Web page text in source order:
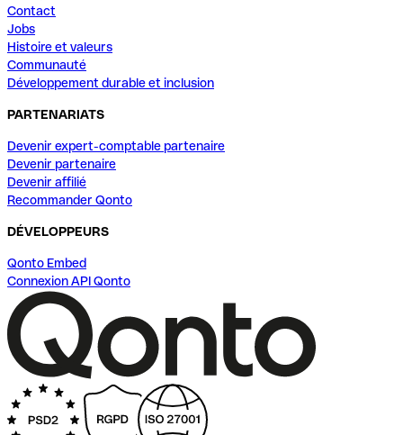
Contact
Jobs
Histoire et valeurs
Communauté
Développement durable et inclusion
PARTENARIATS
Devenir expert-comptable partenaire
Devenir partenaire
Devenir affilié
Recommander Qonto
DÉVELOPPEURS
Qonto Embed
Connexion API Qonto